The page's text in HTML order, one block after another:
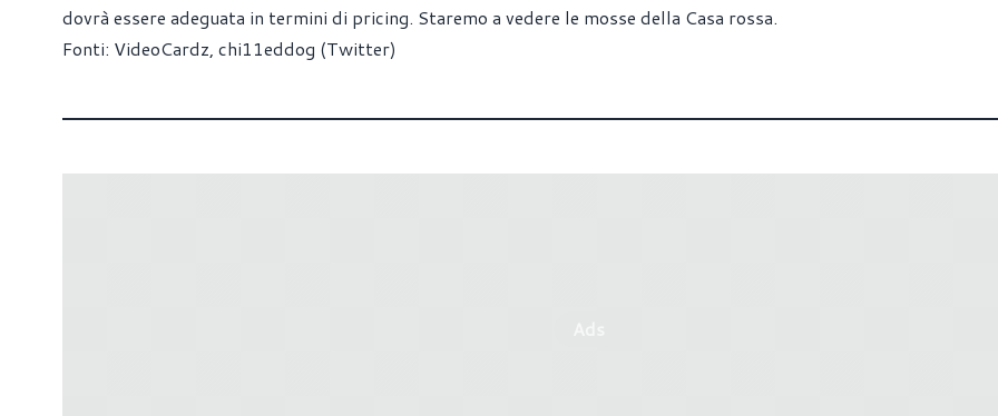
dovrà essere adeguata in termini di pricing. Staremo a vedere le mosse della Casa rossa.
Fonti: VideoCardz, chi11eddog (Twitter)